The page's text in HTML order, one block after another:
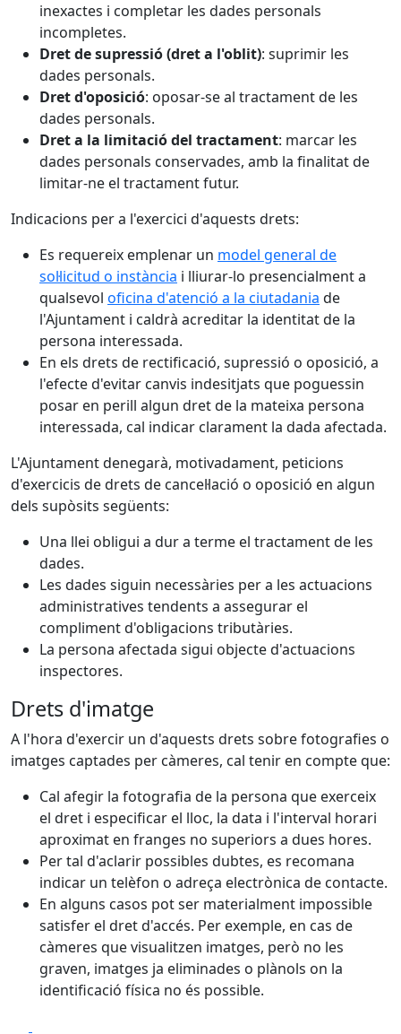
inexactes i completar les dades personals
incompletes.
Dret de supressió (dret a l'oblit): suprimir les
dades personals.
Dret d'oposició: oposar-se al tractament de les
dades personals.
Dret a la limitació del tractament: marcar les
dades personals conservades, amb la finalitat de
limitar-ne el tractament futur.
Indicacions per a l'exercici d'aquests drets:
Es requereix emplenar un model general de
sol·licitud o instància i lliurar-lo presencialment a
qualsevol oficina d'atenció a la ciutadania de
l'Ajuntament i caldrà acreditar la identitat de la
persona interessada.
En els drets de rectificació, supressió o oposició, a
l'efecte d'evitar canvis indesitjats que poguessin
posar en perill algun dret de la mateixa persona
interessada, cal indicar clarament la dada afectada.
L'Ajuntament denegarà, motivadament, peticions
d'exercicis de drets de cancel·lació o oposició en algun
dels supòsits següents:
Una llei obligui a dur a terme el tractament de les
dades.
Les dades siguin necessàries per a les actuacions
administratives tendents a assegurar el
compliment d'obligacions tributàries.
La persona afectada sigui objecte d'actuacions
inspectores.
Drets d'imatge
A l'hora d'exercir un d'aquests drets sobre fotografies o
imatges captades per càmeres, cal tenir en compte que:
Cal afegir la fotografia de la persona que exerceix
el dret i especificar el lloc, la data i l'interval horari
aproximat en franges no superiors a dues hores.
Per tal d'aclarir possibles dubtes, es recomana
indicar un telèfon o adreça electrònica de contacte.
En alguns casos pot ser materialment impossible
satisfer el dret d'accés. Per exemple, en cas de
càmeres que visualitzen imatges, però no les
graven, imatges ja eliminades o plànols on la
identificació física no és possible.